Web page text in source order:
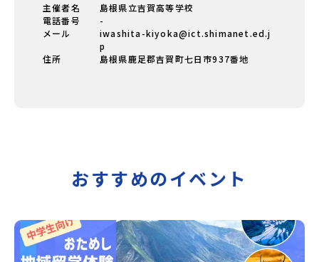
主催者名
島根県立吉賀高等学校
電話番号
-
メール
iwashita-kiyoka@ict.shimanet.ed.j
p
住所
島根県鹿足郡吉賀町七日市937番地
おすすめのイベント